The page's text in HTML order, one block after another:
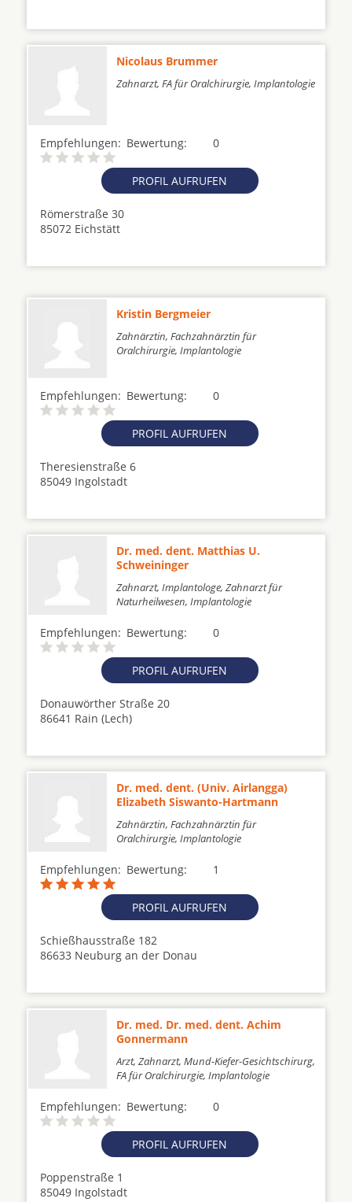
Nicolaus Brummer
Zahnarzt, FA für Oralchirurgie, Implantologie
Empfehlungen: 0
Bewertung:
PROFIL AUFRUFEN
Römerstraße 30
85072 Eichstätt
Kristin Bergmeier
Zahnärztin, Fachzahnärztin für
Oralchirurgie, Implantologie
Empfehlungen: 0
Bewertung:
PROFIL AUFRUFEN
Theresienstraße 6
85049 Ingolstadt
Dr. med. dent. Matthias U.
Schweininger
Zahnarzt, Implantologe, Zahnarzt für
Naturheilwesen, Implantologie
Empfehlungen: 0
Bewertung:
PROFIL AUFRUFEN
Donauwörther Straße 20
86641 Rain (Lech)
Dr. med. dent. (Univ. Airlangga)
Elizabeth Siswanto-Hartmann
Zahnärztin, Fachzahnärztin für
Oralchirurgie, Implantologie
Empfehlungen: 1
Bewertung:
PROFIL AUFRUFEN
Schießhausstraße 182
86633 Neuburg an der Donau
Dr. med. Dr. med. dent. Achim
Gonnermann
Arzt, Zahnarzt, Mund-Kiefer-Gesichtschirurg,
FA für Oralchirurgie, Implantologie
Empfehlungen: 0
Bewertung:
PROFIL AUFRUFEN
Poppenstraße 1
85049 Ingolstadt